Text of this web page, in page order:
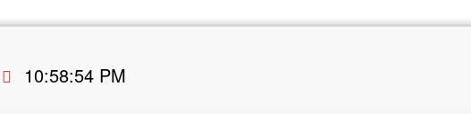
10:58:54 PM